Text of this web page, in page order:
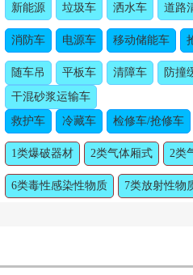
新能源 垃圾车 洒水车 道路
消防车 电源车 移动储能车
随车吊 平板车 清障车
防撞
干混砂浆运输车
救护车 冷藏车 检修车/抢修车
1类爆破器材 2类气体厢式 2类
6类毒性感染性物质 7类放射性物